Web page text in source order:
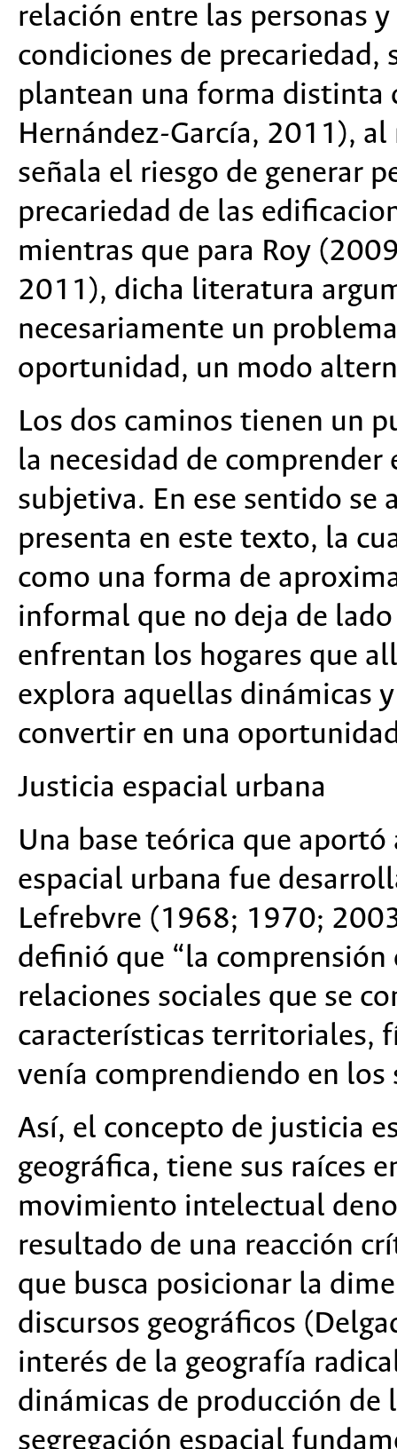
relación entre las personas
condiciones de precariedad,
plantean una forma distinta
Hernández-García, 2011),
señala el riesgo de generar
precariedad de las
mientras que para Roy
2011), dicha literatura
necesariamente un
oportunidad, un modo
Los dos caminos tienen un
la necesidad de
subjetiva. En ese sentido se
presenta en este texto, la
como una forma de
informal que no deja de
enfrentan los hogares que
explora aquellas dinámicas
convertir en una
Justicia espacial urbana
Una base teórica que
espacial urbana fue
Lefrebvre (1968; 1970;
definió que “la comprensión
relaciones sociales que se
características territoriales,
venía comprendiendo en
Así, el concepto de justicia
geográfica, tiene sus raíces
movimiento intelectual
resultado de una reacción
que busca posicionar la
discursos geográficos
interés de la geografía
dinámicas de producción
segregación espacial